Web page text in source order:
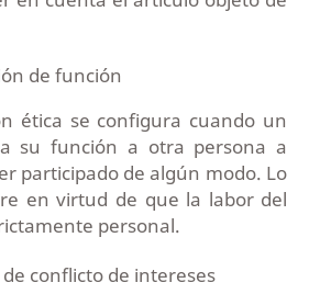
de función
ética se configura cuando un
su función a otra persona a
participado de algún modo. Lo
en virtud de que la labor del
personal.
conflicto de intereses